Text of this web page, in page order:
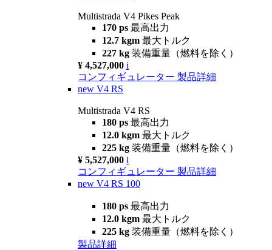
Multistrada V4 Pikes Peak
170 ps 最高出力
12.7 kgm 最大トルク
227 kg 装備重量（燃料を除く）
¥ 4,527,000 i
コンフィギュレーター 製品詳細
new V4 RS
Multistrada V4 RS
180 ps 最高出力
12.0 kgm 最大トルク
225 kg 装備重量（燃料を除く）
¥ 5,527,000 i
コンフィギュレーター 製品詳細
new V4 RS 100
180 ps 最高出力
12.0 kgm 最大トルク
225 kg 装備重量（燃料を除く）
製品詳細